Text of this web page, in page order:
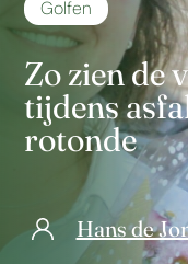
Golfen
Zo zien de
tijdens
rotonde
Hans de